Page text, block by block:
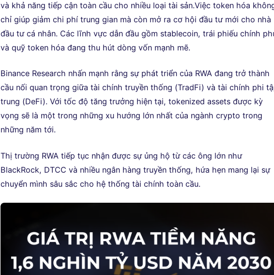
và khả năng tiếp cận toàn cầu cho nhiều loại tài sản.Việc token hóa
chỉ giúp giảm chi phí trung gian mà còn mở ra cơ hội đầu tư mới cho nhà
đầu tư cá nhân. Các lĩnh vực dẫn đầu gồm stablecoin, trái phiếu chính
và quỹ token hóa đang thu hút dòng vốn mạnh mẽ.
Binance Research nhấn mạnh rằng sự phát triển của RWA đang trở thành
cầu nối quan trọng giữa tài chính truyền thống (TradFi) và tài chính phi
trung (DeFi). Với tốc độ tăng trưởng hiện tại, tokenized assets được kỳ
vọng sẽ là một trong những xu hướng lớn nhất của ngành crypto trong
những năm tới.
Thị trường RWA tiếp tục nhận được sự ủng hộ từ các ông lớn như
BlackRock, DTCC và nhiều ngân hàng truyền thống, hứa hẹn mang lại sự
chuyển mình sâu sắc cho hệ thống tài chính toàn cầu.